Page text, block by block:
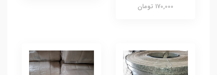
170,000 تومان